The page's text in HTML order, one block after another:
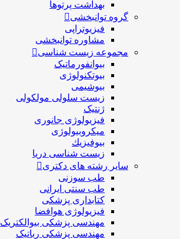
بهداشت پرتوها
گروه توانبخشی
فیزیوتراپی
مشاوره توانبخشی
مجموعه زیست شناسی
بیوانفورماتیک
بیوتکنولوژی
بیوشیمی
زیست سلولی مولکولی
ژنتیک
فیزیولوژی جانوری
میکروبیولوژی
بيوفيزيك
زیست شناسی دریا
سایر رشته های دکتری
طب سوزنی
طب سنتی ایرانی
کتابداری پزشکی
فیزیولوژی هوافضا
مهندسی پزشکی بیوالکتریک
مهندسی پزشکی رباتیک